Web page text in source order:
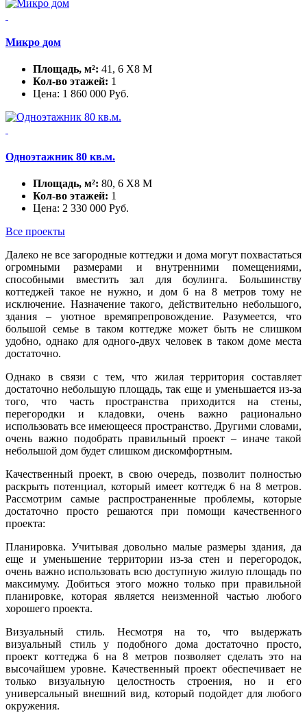
Микро дом
Площадь, м²: 41, 6 X8 М
Кол-во этажей: 1
Цена: 1 860 000 Руб.
Одноэтажник 80 кв.м.
Площадь, м²: 80, 6 X8 М
Кол-во этажей: 1
Цена: 2 330 000 Руб.
Все проекты
Далеко не все загородные коттеджи и дома могут похвастаться
огромными размерами и внутренними помещениями,
способными вместить зал для боулинга. Большинству
коттеджей такое не нужно, и дом 6 на 8 метров тому не
исключение. Назначение такого, действительно небольшого,
здания – уютное времяпрепровождение. Разумеется, что
большой семье в таком коттедже может быть не слишком
удобно, однако для одного-двух человек в таком доме места
достаточно.
Однако в связи с тем, что жилая территория составляет
достаточно небольшую площадь, так еще и уменьшается из-за
того, что часть пространства приходится на стены,
перегородки и кладовки, очень важно рационально
использовать все имеющееся пространство. Другими словами,
очень важно подобрать правильный проект – иначе такой
небольшой дом будет слишком дискомфортным.
Качественный проект, в свою очередь, позволит полностью
раскрыть потенциал, который имеет коттедж 6 на 8 метров.
Рассмотрим самые распространенные проблемы, которые
достаточно просто решаются при помощи качественного
проекта:
Планировка. Учитывая довольно малые размеры здания, да
еще и уменьшение территории из-за стен и перегородок,
очень важно использовать всю доступную жилую площадь по
максимуму. Добиться этого можно только при правильной
планировке, которая является неизменной частью любого
хорошего проекта.
Визуальный стиль. Несмотря на то, что выдержать
визуальный стиль у подобного дома достаточно просто,
проект коттеджа 6 на 8 метров позволяет сделать это на
высочайшем уровне. Качественный проект обеспечивает не
только визуальную целостность строения, но и его
универсальный внешний вид, который подойдет для любого
окружения.